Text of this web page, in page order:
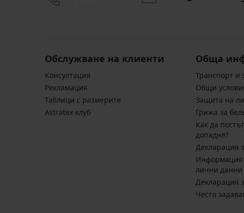
Обслужване на клиенти
Консултация
Pекламация
Таблици с размерите
Astratex клуб
Обща
Транспорт и
Общи
Защита на
Грижа за
Kак да
допадне?
Декларация
Информация
лични данни
Декларация
Често